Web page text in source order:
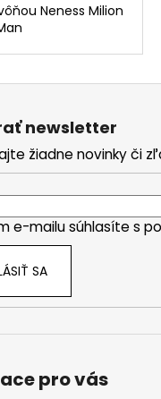
Neness Milion
newsletter
žiadne novinky či
e-mailu súhlasíte s
SA
pro vás